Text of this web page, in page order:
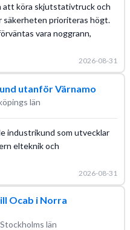
att köra skjutstativtruck och
säkerheten prioriteras högt.
vara noggrann,
2026-08-31
utanför Värnamo
län
industrikund som utvecklar
elteknik och
2026-08-31
Ocab i Norra
län